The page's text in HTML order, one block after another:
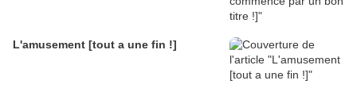
L'amusement [tout a une fin !]